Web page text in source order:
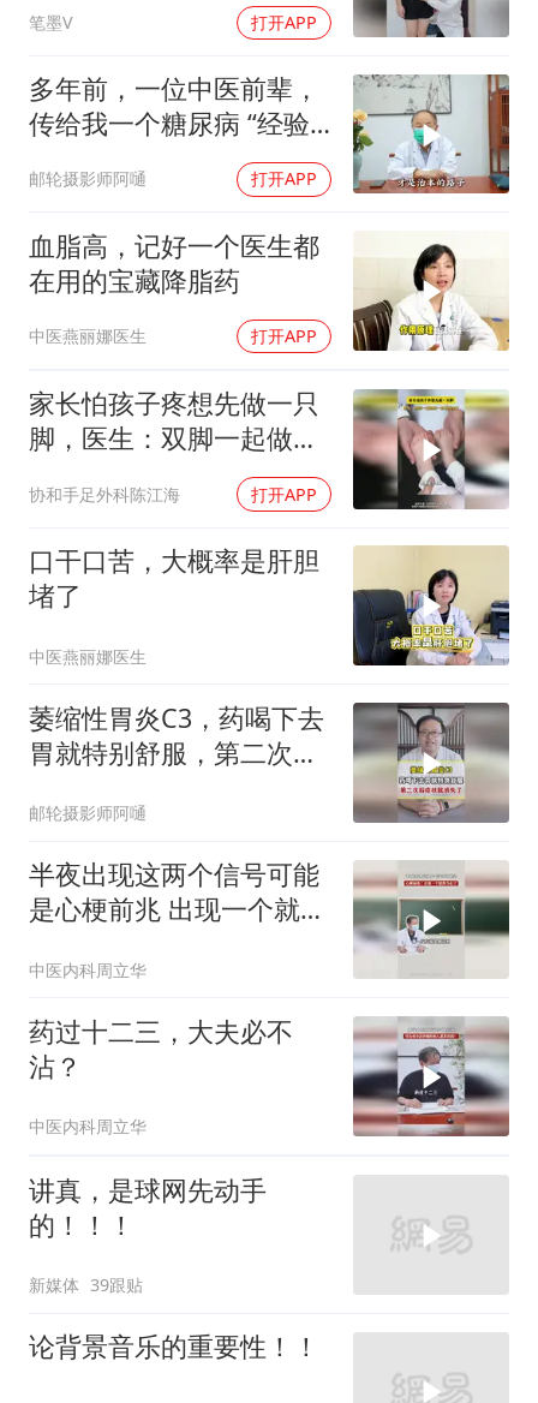
笔墨V 打开APP
多年前，一位中医前辈，
传给我一个糖尿病 “经验
邮轮摄影师阿嗵 打开APP
血脂高，记好一个医生都
在用的宝藏降脂药
中医燕丽娜医生 打开APP
家长怕孩子疼想先做一只
脚，医生：双脚一起做疼
协和手足外科陈江海 打开APP
口干口苦，大概率是肝胆
堵了
中医燕丽娜医生
萎缩性胃炎C3，药喝下去
胃就特别舒服，第二次后
邮轮摄影师阿嗵
半夜出现这两个信号可能
是心梗前兆 出现一个就得
中医内科周立华
药过十二三，大夫必不
沾？
中医内科周立华
讲真，是球网先动手
的！！！
新媒体 39跟贴
论背景音乐的重要性！！